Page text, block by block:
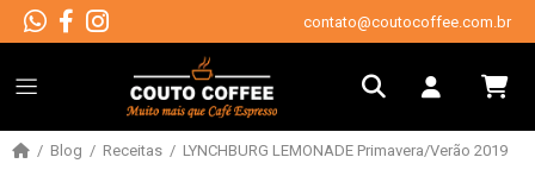
contato@coutocoffee.com.br
Blog Receitas LYNCHBURG LEMONADE Primavera/Verão 2019